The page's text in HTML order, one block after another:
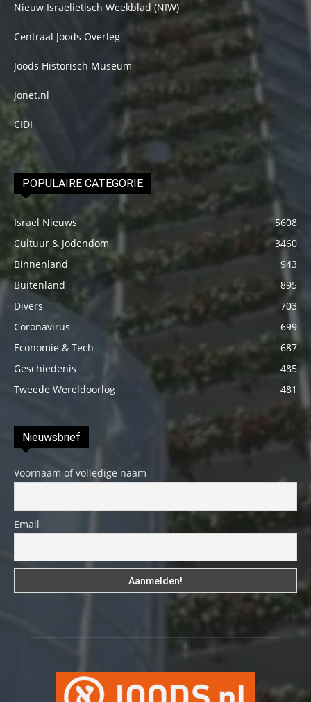
Nieuw Israelietisch Weekblad (NIW)
Centraal Joods Overleg
Joods Historisch Museum
Jonet.nl
CIDI
POPULAIRE CATEGORIE
Israël Nieuws
5608
Cultuur & Jodendom
3460
Binnenland
943
Buitenland
895
Divers
703
Coronavirus
699
Economie & Tech
687
Geschiedenis
485
Tweede Wereldoorlog
481
Nieuwsbrief
Voornaam of volledige naam
Email